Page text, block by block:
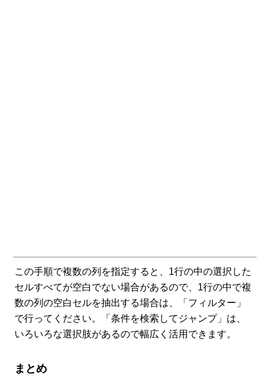
この手順で複数の列を指定すると、1行の中の選択した
セルすべてが空白でない場合があるので、1行の中で複
数の列の空白セルを抽出する場合は、「フィルター」
で行ってください。「条件を検索してジャンプ」は、
いろいろな選択肢があるので幅広く活用できます。
まとめ